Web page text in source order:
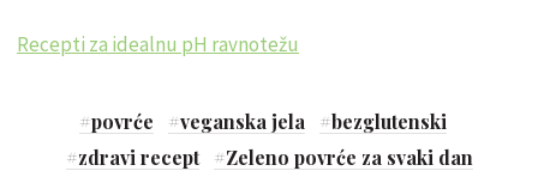
Recepti za idealnu pH ravnotežu
#povrće #veganska jela #bezglutenski
#zdravi recept #Zeleno povrće za svaki dan